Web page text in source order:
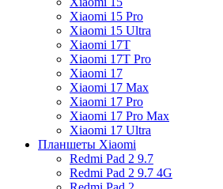
Xiaomi 15 Pro
Xiaomi 15 Ultra
Xiaomi 17T
Xiaomi 17T Pro
Xiaomi 17
Xiaomi 17 Max
Xiaomi 17 Pro
Xiaomi 17 Pro Max
Xiaomi 17 Ultra
Планшеты Xiaomi
Redmi Pad 2 9.7
Redmi Pad 2 9.7 4G